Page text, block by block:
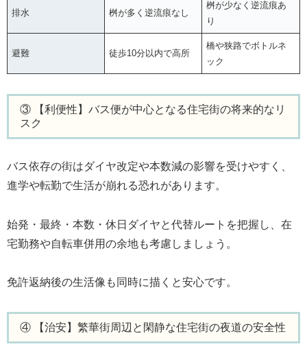
排水 桝が多く逆流痕なし
桝が少なく逆流痕あ
り
避難 徒歩10分以内で高所
橋や狭路でボトルネ
ック
③ 【利便性】バス便が中心となる住宅街の将来的なリ
スク
バス依存の街はダイヤ改定や本数減の影響を受けやすく、
進学や転勤で生活が崩れる恐れがあります。
始発・最終・本数・休日ダイヤと代替ルートを把握し、在
宅勤務や自転車併用の余地も考慮しましょう。
免許返納後の生活像も同時に描くと安心です。
④ 【治安】繁華街周辺と閑静な住宅街の夜道の安全性